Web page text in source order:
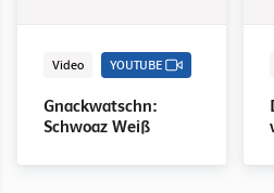
Video YOUTUBE
Gnackwatschn:
Schwoaz Weiß